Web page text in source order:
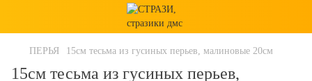
ПЕРЬЯ 15см тесьма из гусиных перьев, малиновые 20см
15см тесьма из гусиных перьев,